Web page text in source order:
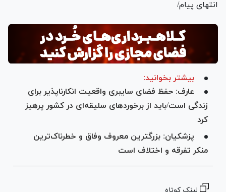
انتهای پیام/
بیشتر بخوانید:
عارف: حفظ فضای سایبری واقعیت انکارناپذیر برای
زندگی است/باید از برخورد‌های سلیقه‌ای در کشور پرهیز
کرد
پزشکیان: بزرگترین معروف وفاق و خطرناک‌ترین
منکر تفرقه و اختلاف است
لینک کوتاه